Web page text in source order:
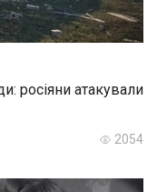
росіяни атакували
2054